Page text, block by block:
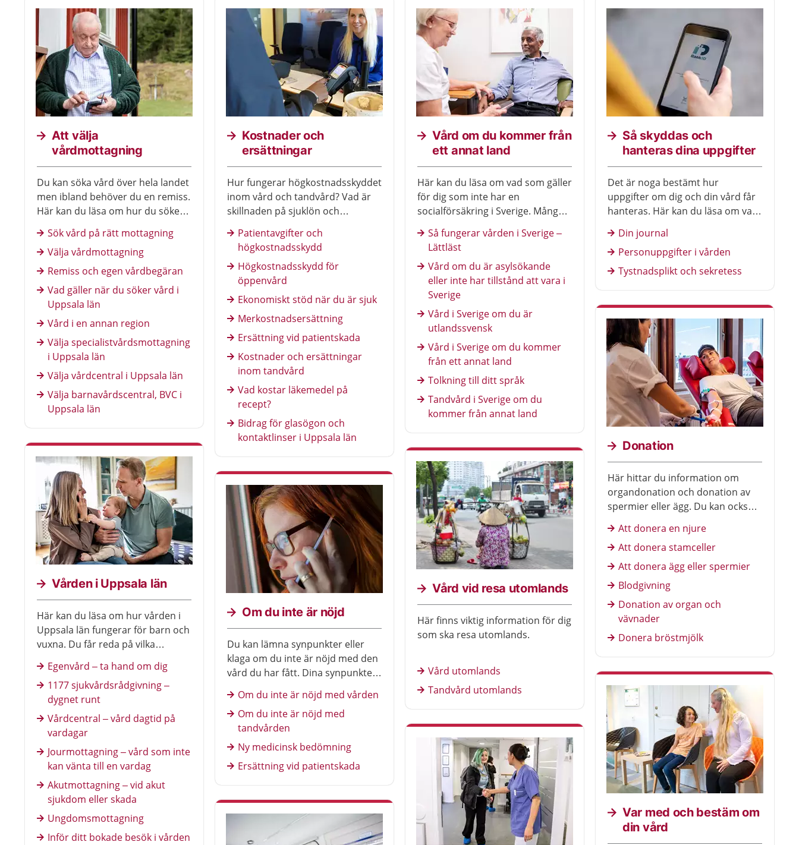
Att välja
vårdmottagning
Du kan söka vård över hela landet
men ibland behöver du en remiss.
Här kan du läsa om hur du söker
Sök vård på rätt mottagning
Välja vårdmottagning
Remiss och egen vårdbegäran
Vad gäller när du söker vård i
Uppsala län
Vård i en annan region
Välja specialistvårdsmottagning
i Uppsala län
Välja vårdcentral i Uppsala län
Välja barnavårdscentral, BVC i
Uppsala län
Vården i Uppsala län
Här kan du läsa om hur vården i
Uppsala län fungerar för barn och
vuxna. Du får reda på vilka
du kan kontakta vid olika besvär.
Egenvård – ta hand om dig
1177 sjukvårdsrådgivning –
dygnet runt
Vårdcentral – vård dagtid på
vardagar
Jourmottagning – vård som inte
kan vänta till en vardag
Akutmottagning – vid akut
sjukdom eller skada
Ungdomsmottagning
Inför ditt bokade besök i vården
Kostnader och
ersättningar
Hur fungerar högkostnadsskyddet
inom vård och tandvård? Vad är
skillnaden på sjuklön och
Patientavgifter och
högkostnadsskydd
Högkostnadsskydd för
öppenvård
Ekonomiskt stöd när du är sjuk
Merkostnadsersättning
Ersättning vid patientskada
Kostnader och ersättningar
inom tandvård
Vad kostar läkemedel på
recept?
Bidrag för glasögon och
kontaktlinser i Uppsala län
Om du inte är nöjd
Du kan lämna synpunkter eller
klaga om du inte är nöjd med den
vård du har fått. Dina synpunkter
bemötande, tillgänglighet eller
kommunikationen med vården.
Det gäller också vid tandvård.
Om du inte är nöjd med vården
Om du inte är nöjd med
tandvården
Ny medicinsk bedömning
Ersättning vid patientskada
Vård om du kommer från
ett annat land
Här kan du läsa om vad som gäller
för dig som inte har en
socialförsäkring i Sverige. Många
andra språk.
Så fungerar vården i Sverige –
Lättläst
Vård om du är asylsökande
eller inte har tillstånd att vara i
Sverige
Vård i Sverige om du är
utlandssvensk
Vård i Sverige om du kommer
från ett annat land
Tolkning till ditt språk
Tandvård i Sverige om du
kommer från annat land
Vård vid resa utomlands
Här finns viktig information för dig
som ska resa utomlands.
Vård utomlands
Tandvård utomlands
Så skyddas och
hanteras dina uppgifter
Det är noga bestämt hur
uppgifter om dig och din vård får
hanteras. Här kan du läsa om vad
personuppgifter och din journal.
Du får också veta hur sekretessen
och tystnadsplikten fungerar i
Din journal
Personuppgifter i vården
Tystnadsplikt och sekretess
Donation
Här hittar du information om
organdonation och donation av
spermier eller ägg. Du kan också
Att donera en njure
Att donera stamceller
Att donera ägg eller spermier
Blodgivning
Donation av organ och
vävnader
Donera bröstmjölk
Var med och bestäm om
din vård